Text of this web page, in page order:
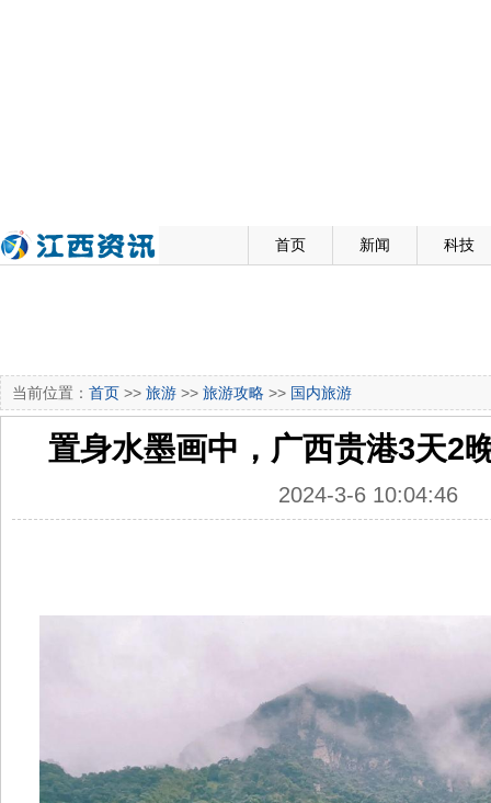
首页 新闻 科技
当前位置： 首页 >> 旅游 >> 旅游攻略 >> 国内旅游
置身水墨画中，广西贵港3天2
2024-3-6 10:04:46